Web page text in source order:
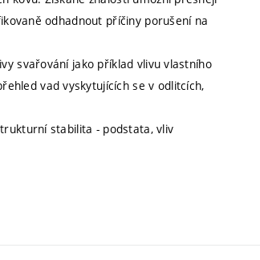
odhadnout příčiny porušení na
svařování jako příklad vlivu vlastního
vad vyskytujících se v odlitcích,
stabilita - podstata, vliv